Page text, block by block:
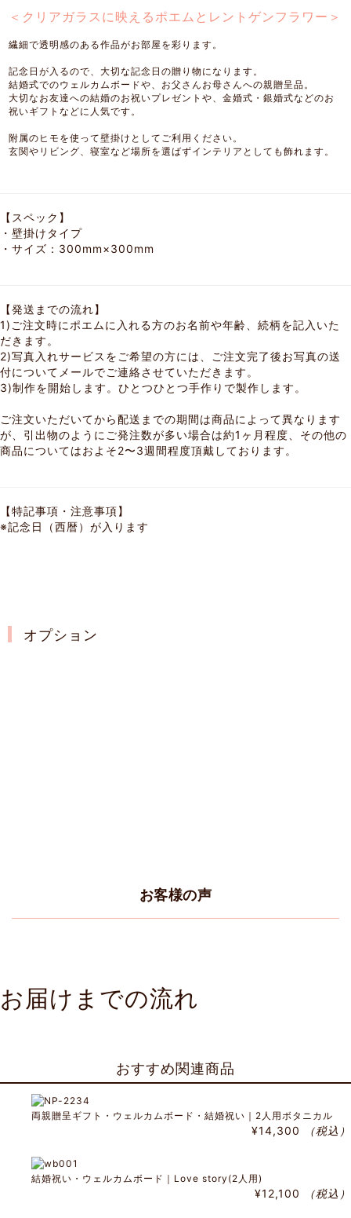
＜クリアガラスに映えるポエムとレントゲンフラワー＞
繊細で透明感のある作品がお部屋を彩ります。
記念日が入るので、大切な記念日の贈り物になります。
結婚式でのウェルカムボードや、お父さんお母さんへの親贈呈品。
大切なお友達への結婚のお祝いプレゼントや、金婚式・銀婚式などのお
祝いギフトなどに人気です。
附属のヒモを使って壁掛けとしてご利用ください。
玄関やリビング、寝室など場所を選ばずインテリアとしても飾れます。
【スペック】
・壁掛けタイプ
・サイズ：300mm×300mm
【発送までの流れ】
1)ご注文時にポエムに入れる方のお名前や年齢、続柄を記入いた
だきます。
2)写真入れサービスをご希望の方には、ご注文完了後お写真の送
付についてメールでご連絡させていただきます。
3)制作を開始します。ひとつひとつ手作りで製作します。
ご注文いただいてから配送までの期間は商品によって異なります
が、引出物のようにご発注数が多い場合は約1ヶ月程度、その他の
商品についてはおよそ2〜3週間程度頂戴しております。
【特記事項・注意事項】
※記念日（西暦）が入ります
オプション
お客様の声
お届けまでの流れ
おすすめ関連商品
両親贈呈ギフト・ウェルカムボード・結婚祝い｜2人用ボタニカル
¥14,300 （税込）
結婚祝い・ウェルカムボード｜Love story(2人用)
¥12,100 （税込）